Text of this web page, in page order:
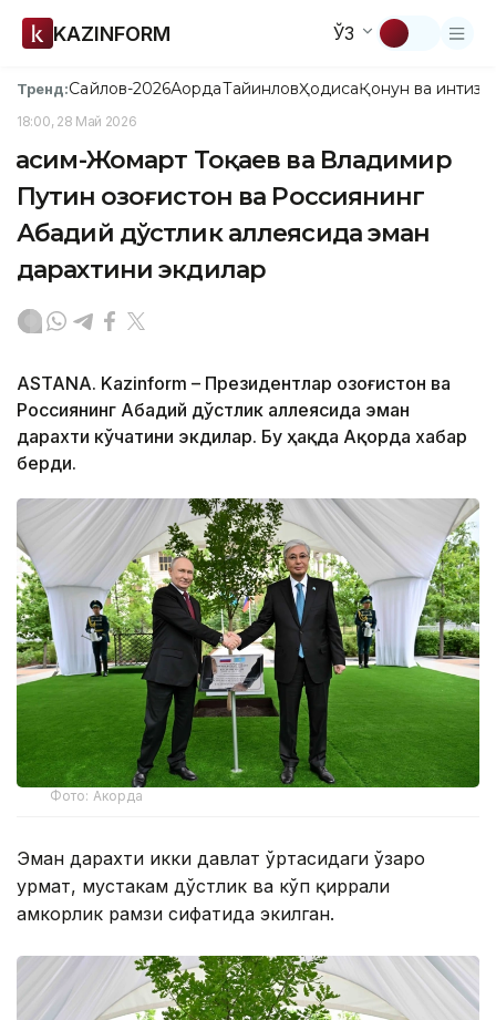
KAZINFORM ЎЗ
Тренд:Сайлов-2026АқордаТайинловҲодисаҚонун ва
18:00, 28 Май 2026
Қасим-Жомарт Тоқаев ва Владимир
Путин Қозоғистон ва Россиянинг
Абадий дўстлик аллеясида эман
дарахтини экдилар
ASTANA. Kazinform – Президентлар Қозоғистон ва
Россиянинг Абадий дўстлик аллеясида эман
дарахти кўчатини экдилар. Бу ҳақда Ақорда хабар
берди.
Фото: Акорда
Эман дарахти икки давлат ўртасидаги ўзаро
ҳурмат, мустаҳкам дўстлик ва кўп қиррали
ҳамкорлик рамзи сифатида экилган.